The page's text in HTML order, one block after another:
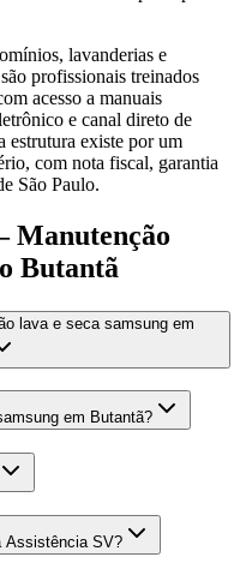
lavanderias e
profissionais treinados
acesso a manuais
e canal direto de
estrutura existe por um
com nota fiscal, garantia
São Paulo.
Manutenção
Butantã
lava e seca samsung em
em Butantã?
Assistência SV?